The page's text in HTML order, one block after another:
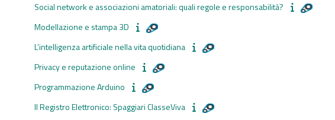
Social network e associazioni amatoriali: quali regole e responsabilità?
Modellazione e stampa 3D
L’intelligenza artificiale nella vita quotidiana
Privacy e reputazione online
Programmazione Arduino
Il Registro Elettronico: Spaggiari ClasseViva